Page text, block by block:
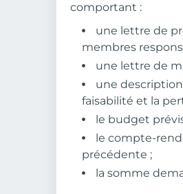
comportant :
une lettre de
membres
une lettre de
une
faisabilité et la
le budget
le compte-
précédente ;
la somme